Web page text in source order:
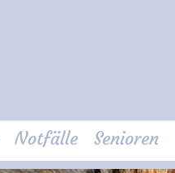
Notfälle Senioren